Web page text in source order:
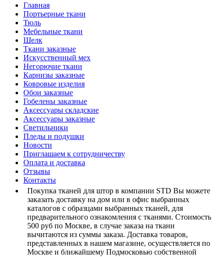
Главная
Портьерные ткани
Тюль
Мебельные ткани
Шелк
Ткани заказные
Искусственный мех
Негорючие ткани
Карнизы заказные
Ковровые изделия
Обои заказные
Гобелены заказные
Аксессуары складские
Аксессуары заказные
Светильники
Пледы и подушки
Новости
Приглашаем к сотрудничеству
Оплата и доставка
Отзывы
Контакты
Покупка тканей для штор в компании STD Вы можете
заказать доставку на дом или в офис выбранных
каталогов с образцами выбранных тканей, для
предварительного ознакомления с тканями. Стоимость
500 руб по Москве, в случае заказа на ткани
вычитаются из суммы заказа. Доставка товаров,
представленных в нашем магазине, осуществляется по
Москве и ближайшему Подмосковью собственной